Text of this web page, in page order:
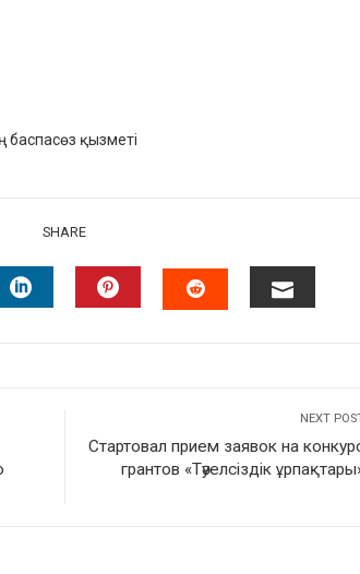
баспасөз қызметі
SHARE
NEXT
Стартовал прием заявок на
грантов «Тәуелсіздік